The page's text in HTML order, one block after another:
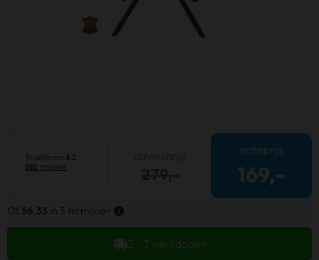
actieprijs
169,-
Of 56,33 in 3 termijnen
3 - 7 werkdagen